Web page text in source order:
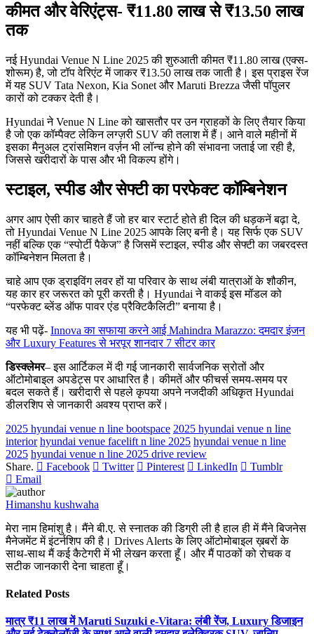
कीमत और वेरिएंट्स- ₹11.80 लाख से ₹13.50 लाख
तक
नई Hyundai Venue N Line 2025 की शुरुआती कीमत ₹11.80 लाख (एक्स-
शोरूम) है, जो टॉप वेरिएंट में जाकर ₹13.50 लाख तक जाती है। इस प्राइस रेंज
में यह SUV Tata Nexon, Kia Sonet और Maruti Brezza जैसी पॉपुलर
कारों को टक्कर देती है।
Hyundai ने Venue N Line को खासतौर पर उन ग्राहकों के लिए तैयार किया
है जो एक कॉम्पैक्ट लेकिन लग्ज़री SUV की तलाश में हैं। आने वाले महीनों में
इसका मैनुअल ट्रांसमिशन वर्ज़न भी लॉन्च होने की संभावना जताई जा रही है,
जिससे खरीदारों के पास और भी विकल्प होंगे।
स्टाइल, स्पीड और सेफ्टी का परफेक्ट कॉम्बिनेशन
अगर आप ऐसी कार चाहते हैं जो हर बार स्टार्ट होते ही दिल की धड़कनें बढ़ा दे,
तो Hyundai Venue N Line 2025 आपके लिए बनी है। यह सिर्फ एक SUV
नहीं बल्कि एक “स्पोर्टी पैकेज” है जिसमें स्टाइल, स्पीड और सेफ्टी का जबरदस्त
कॉम्बिनेशन मिलता है।
चाहे आप एक ड्राइविंग लवर हों या परिवार के साथ लंबी यात्राओं के शौकीन,
यह कार हर जरूरत को पूरी करती है। Hyundai ने वाकई इस मॉडल को
“परफेक्ट ब्लेंड ऑफ पावर एंड प्रैक्टिकैलिटी” बनाया है।
यह भी पढ़ें- Innova का सफाया करने आई Mahindra Marazzo: दमदार इंजन
और Luxury Features से भरपूर शानदार 7 सीटर कार
डिस्क्लेमर– इस आर्टिकल में दी गई जानकारी सार्वजनिक स्रोतों और
ऑटोमोबाइल अपडेट्स पर आधारित है। कीमतें और फीचर्स समय-समय पर
बदल सकते हैं। खरीदारी से पहले कृपया अपने नजदीकी अधिकृत Hyundai
डीलरशिप से जानकारी अवश्य प्राप्त करें।
2025 hyundai venue n line bootspace 2025 hyundai venue n line
interior hyundai venue facelift n line 2025 hyundai venue n line
2025 hyundai venue n line 2025 drive review
Share.
Facebook Twitter Pinterest LinkedIn
Tumblr
Email
Himanshu kushwaha
मेरा नाम हिमांशु है। मैंने बी.ए. से स्नातक की डिग्री ली है हाल ही में मैंने बिजनेस
मैनेजमेंट में इंटर्नशिप की है। Drives Alerts के लिए ऑटोमोबाइल ख़बरों के
साथ-साथ मैं कई कैटेगरी में भी लेखन करता हूँ। और मैं पाठकों को रोचक व
सटीक जानकारी देना चाहता हूँ।
Related Posts
मात्र ₹11 लाख में Maruti Suzuki e-Vitara: लंबी रेंज, Luxury डिजाइन